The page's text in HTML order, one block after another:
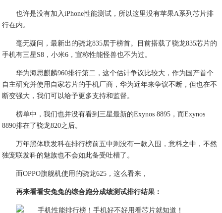
也许是没有加入iPhone性能测试，所以这里没有苹果A系列芯片排
行在内。
毫无疑问，最新出的骁龙835居于榜首。目前搭载了骁龙835芯片的
手机有三星S8，小米6，宣称性能怪兽也不为过。
华为海思麒麟960排行第二，这个估计争议比较大，作为国产首个
自主研究并使用自家芯片的手机厂商，华为近年来争议不断，但也在不
断变强大，我们可以给予更多支持和监督。
榜单中，我们也并没有看到三星最新的Exynos 8895，而Exynos
8890排在了骁龙820之后。
万年黑体联发科在排行榜前五中则没有一款入围，意料之中，不然
独宠联发科的魅族也不会如此备受吐槽了。
而OPPO旗舰机使用的骁龙625，这么看来，
再来看看安兔兔的综合跑分成绩测试排行结果：